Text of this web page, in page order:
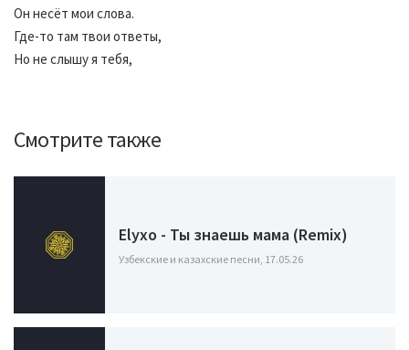
Он несёт мои слова.
Где-то там твои ответы,
Но не слышу я тебя,
Смотрите также
Elyxo - Ты знаешь мама (Remix)
Узбекские и казахские песни, 17.05.26